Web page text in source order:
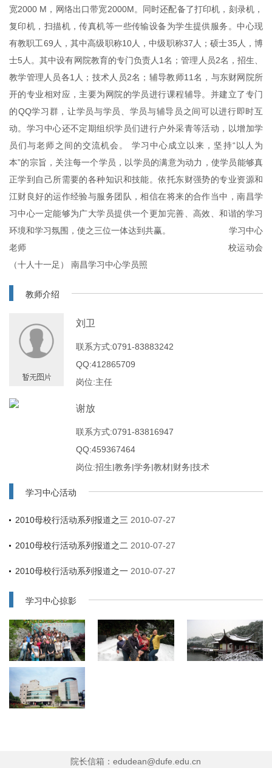
宽2000 M，网络出口带宽2000M。同时还配备了打印机，刻录机，
复印机，扫描机，传真机等一些传输设备为学生提供服务。中心现
有教职工69人，其中高级职称10人，中级职称37人；硕士35人，博
士5人。其中设有网院教育的专门负责人1名；管理人员2名，招生、
教学管理人员各1人；技术人员2名；辅导教师11名，与东财网院所
开的专业相对应，主要为网院的学员进行课程辅导。并建立了专门
的QQ学习群，让学员与学员、学员与辅导员之间可以进行即时互
动。学习中心还不定期组织学员们进行户外采青等活动，以增加学
员们与老师之间的交流机会。 学习中心成立以来，坚持“以人为
本”的宗旨，关注每一个学员，以学员的满意为动力，使学员能够真
正学到自己所需要的各种知识和技能。依托东财强势的专业资源和
江财良好的运作经验与服务团队，相信在将来的合作当中，南昌学
习中心一定能够为广大学员提供一个更加完善、高效、和谐的学习
环境和学习氛围，使之三位一体达到共赢。 学习中心
老师 校运动会
（十人十一足） 南昌学习中心学员照
教师介绍
刘卫
联系方式:0791-83883242
QQ:412865709
岗位:主任
谢放
联系方式:0791-83816947
QQ:459367464
岗位:招生|教务|学务|教材|财务|技术
学习中心活动
2010母校行活动系列报道之三 2010-07-27
2010母校行活动系列报道之二 2010-07-27
2010母校行活动系列报道之一 2010-07-27
学习中心掠影
院长信箱：edudean@dufe.edu.cn